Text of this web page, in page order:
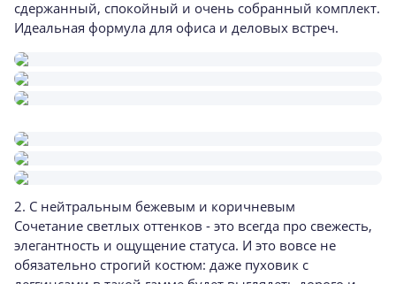
сдержанный, спокойный и очень собранный комплект.
Идеальная формула для офиса и деловых встреч.
2. С нейтральным бежевым и коричневым
Сочетание светлых оттенков - это всегда про свежесть,
элегантность и ощущение статуса. И это вовсе не
обязательно строгий костюм: даже пуховик с